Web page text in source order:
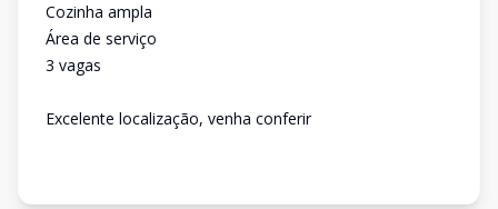
Cozinha ampla
Área de serviço
3 vagas
Excelente localização, venha conferir